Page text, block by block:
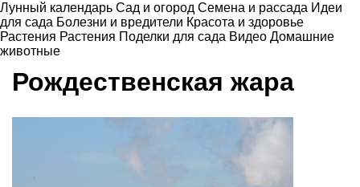
Лунный календарь Сад и огород Семена и рассада Идеи
для сада Болезни и вредители Красота и здоровье
Растения Растения Поделки для сада Видео Домашние
животные
Рождественская жара